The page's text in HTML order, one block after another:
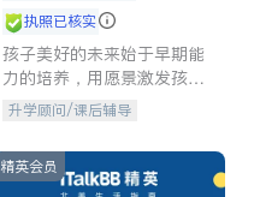
执照已核实
孩子美好的未来始于早期能
力的培养，用愿景激发孩子
的学习潜力和动力。理念：
拥有成长型心态是成功的基
石。
升学顾问/课后辅导
精英会员